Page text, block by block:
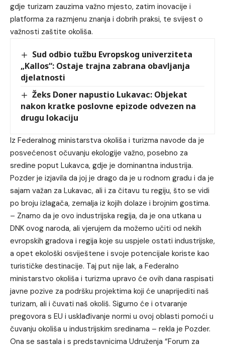
gdje turizam zauzima važno mjesto, zatim inovacije i
platforma za razmjenu znanja i dobrih praksi, te svijest o
važnosti zaštite okoliša.
Sud odbio tužbu Evropskog univerziteta
„Kallos“: Ostaje trajna zabrana obavljanja
djelatnosti
Žeks Doner napustio Lukavac: Objekat
nakon kratke poslovne epizode odvezen na
drugu lokaciju
Iz Federalnog ministarstva okoliša i turizma navode da je
posvećenost očuvanju ekologije važno, posebno za
sredine poput Lukavca, gdje je dominantna industrija.
Pozder je izjavila da joj je drago da je u rodnom gradu i da je
sajam važan za Lukavac, ali i za čitavu tu regiju, što se vidi
po broju izlagača, zemalja iz kojih dolaze i brojnim gostima.
– Znamo da je ovo industrijska regija, da je ona utkana u
DNK ovog naroda, ali vjerujem da možemo učiti od nekih
evropskih gradova i regija koje su uspjele ostati industrijske,
a opet ekološki osviještene i svoje potencijale koriste kao
turističke destinacije. Taj put nije lak, a Federalno
ministarstvo okoliša i turizma upravo će ovih dana raspisati
javne pozive za podršku projektima koji će unaprijediti naš
turizam, ali i čuvati naš okoliš. Sigurno će i otvaranje
pregovora s EU i usklađivanje normi u ovoj oblasti pomoći u
čuvanju okoliša u industrijskim sredinama – rekla je Pozder.
Ona se sastala i s predstavnicima Udruženja “Forum za